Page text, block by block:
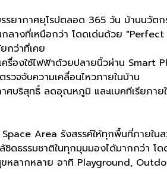
รยากาศยุโรปตลอด 365 วัน บ้านนวัตก
างที่เหนือกว่า โดดเด่นด้วย "Perfect
กว่าที่เคย
รื่องใช้ไฟฟ้าด้วยปลายนิ้วผ่าน Smart
จจับความเคลื่อนไหวภายในบ้าน
ศบริสุทธิ์ ลดอุณหภูมิ และแบคทีเรียภาย
Area รังสรรค์ให้ทุกพื้นที่ภายใน
ดธรรมชาติในทุกมุมมองได้มากกว่า โ
ขหลากหลาย อาทิ Playground,